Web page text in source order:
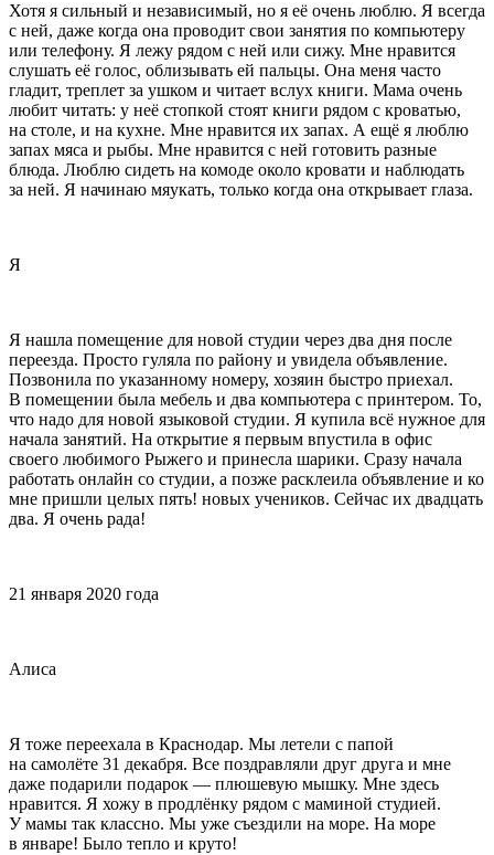
Хотя я сильный и независимый, но я её очень люблю. Я всегда
с ней, даже когда она проводит свои занятия по компьютеру
или телефону. Я лежу рядом с ней или сижу. Мне нравится
слушать её голос, облизывать ей пальцы. Она меня часто
гладит, треплет за ушком и читает вслух книги. Мама очень
любит читать: у неё стопкой стоят книги рядом с кроватью,
на столе, и на кухне. Мне нравится их запах. А ещё я люблю
запах мяса и рыбы. Мне нравится с ней готовить разные
блюда. Люблю сидеть на комоде около кровати и наблюдать
за ней. Я начинаю мяукать, только когда она открывает глаза.
Я
Я нашла помещение для новой студии через два дня после
переезда. Просто гуляла по району и увидела объявление.
Позвонила по указанному номеру, хозяин быстро приехал.
В помещении была мебель и два компьютера с принтером. То,
что надо для новой языковой студии. Я купила всё нужное для
начала занятий. На открытие я первым впустила в офис
своего любимого Рыжего и принесла шарики. Сразу начала
работать онлайн со студии, а позже расклеила объявление и ко
мне пришли целых пять! новых учеников. Сейчас их двадцать
два. Я очень рада!
21 января 2020 года
Алиса
Я тоже переехала в Краснодар. Мы летели с папой
на самолёте 31 декабря. Все поздравляли друг друга и мне
даже подарили подарок — плюшевую мышку. Мне здесь
нравится. Я хожу в продлёнку рядом с маминой студией.
У мамы так классно. Мы уже съездили на море. На море
в январе! Было тепло и круто!